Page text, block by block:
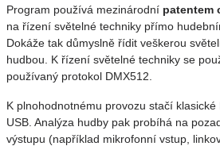
Program používá mezinárodní patentem
na řízení světelné techniky přímo
Dokáže tak důmyslně řídit veškerou
hudbou. K řízení světelné techniky se
používaný protokol DMX512.
K plnohodnotnému provozu stačí
USB. Analýza hudby pak probíhá na
výstupu (například mikrofonní vstup,